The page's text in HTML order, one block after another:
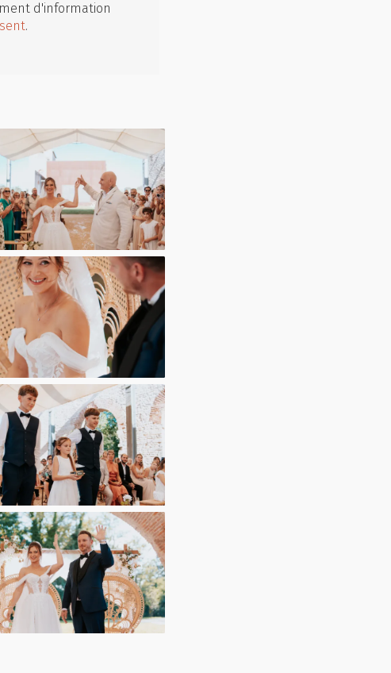
d'information
.